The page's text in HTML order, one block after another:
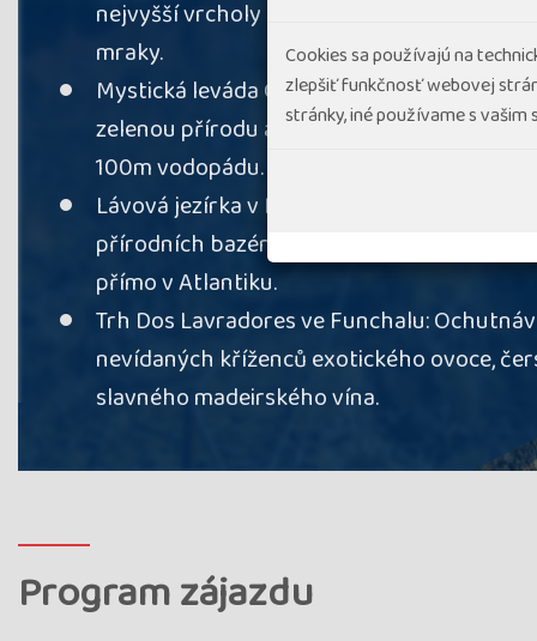
04.12. - 11.12.25
štvrtok - štvrtok
25MPT02711
13.04. - 20.04.26
pondelok - pondelok
26MPT01707
11.08. - 18.08.26
utorok - utorok
26MPT01789
01.07. - 08.07.27
štvrtok - štvrtok
průvodce:
27MPT02707
13.07. - 20.07.27
utorok - utorok
27MPT02712
03.08. - 10.08.27
utorok - utorok
27MPT02702
nejvyšší vrcholy ostrova s fascinujícími
mraky.
Mystická leváda Caldeirão Verde:
zelenou přírodu a vavřínovými pralesy
100m vodopádu.
Lávová jezírka v Porto Moniz: Koupání v
přírodních bazénech vytvořených
přímo v Atlantiku.
Trh Dos Lavradores ve Funchalu:
nevídaných kříženců exotického ovoce,
slavného madeirského vína.
Program zájazdu
Cookies sa používajú na
zlepšiť funkčnosť webovej
stránky, iné používame s vašim